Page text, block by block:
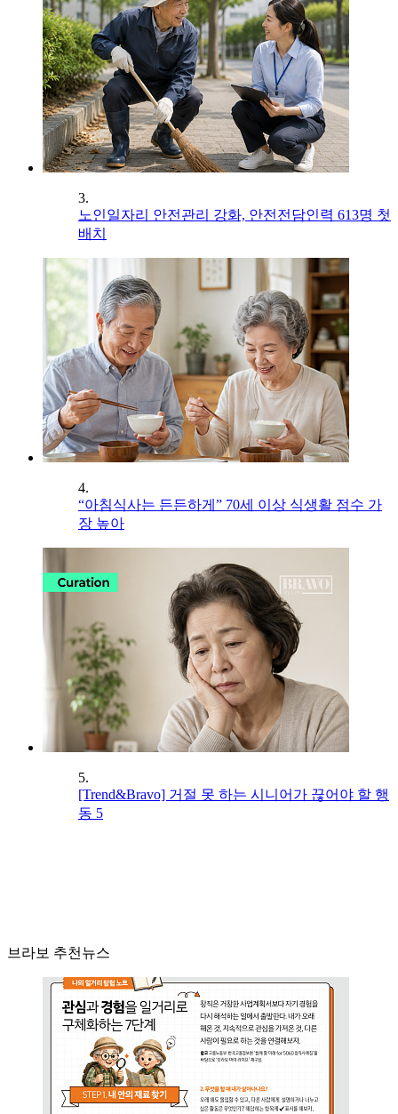
3.
노인일자리 안전관리 강화, 안전전담인력 613명 첫
배치
4.
“아침식사는 든든하게” 70세 이상 식생활 점수 가
장 높아
5.
[Trend&Bravo] 거절 못 하는 시니어가 끊어야 할 행
동 5
브라보 추천뉴스